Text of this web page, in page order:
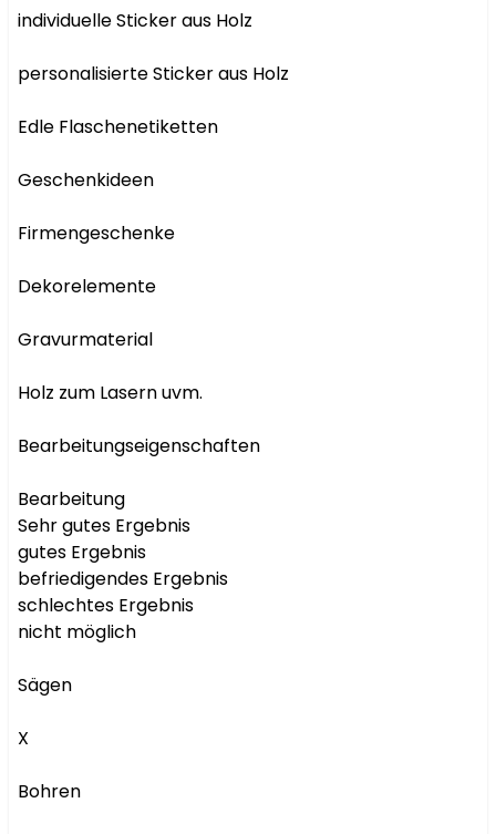
individuelle Sticker aus Holz
personalisierte Sticker aus Holz
Edle Flaschenetiketten
Geschenkideen
Firmengeschenke
Dekorelemente
Gravurmaterial
Holz zum Lasern uvm.
Bearbeitungseigenschaften
Bearbeitung
Sehr gutes Ergebnis
gutes Ergebnis
befriedigendes Ergebnis
schlechtes Ergebnis
nicht möglich
Sägen
X
Bohren